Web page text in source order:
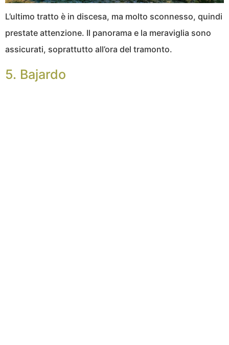
L’ultimo tratto è in discesa, ma molto sconnesso, quindi
prestate attenzione. Il panorama e la meraviglia sono
assicurati, soprattutto all’ora del tramonto.
5. Bajardo